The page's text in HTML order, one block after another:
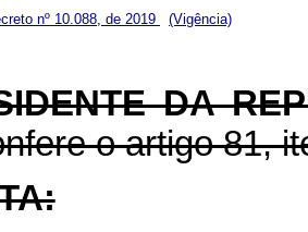
nº 10.088, de 2019
(Vigência)
DA
o artigo 81,